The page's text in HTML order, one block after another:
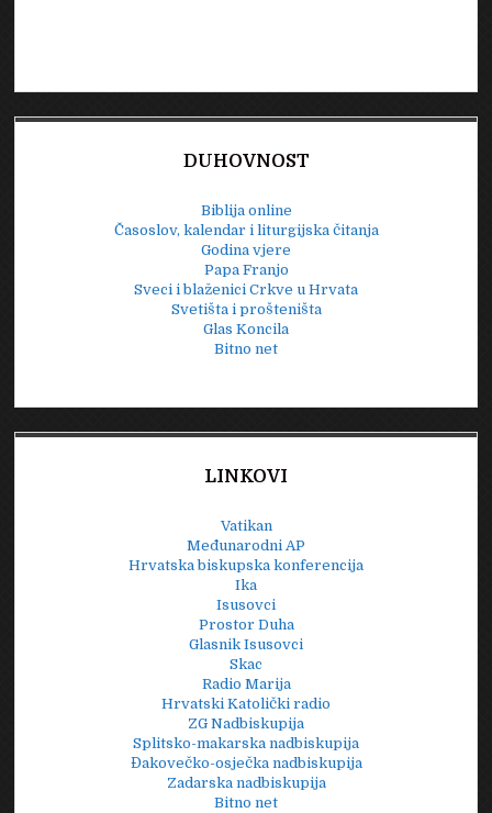
DUHOVNOST
Biblija online
Časoslov, kalendar i liturgijska čitanja
Godina vjere
Papa Franjo
Sveci i blaženici Crkve u Hrvata
Svetišta i prošteništa
Glas Koncila
Bitno net
LINKOVI
Vatikan
Međunarodni AP
Hrvatska biskupska konferencija
Ika
Isusovci
Prostor Duha
Glasnik Isusovci
Skac
Radio Marija
Hrvatski Katolički radio
ZG Nadbiskupija
Splitsko-makarska nadbiskupija
Đakovečko-osječka nadbiskupija
Zadarska nadbiskupija
Bitno net